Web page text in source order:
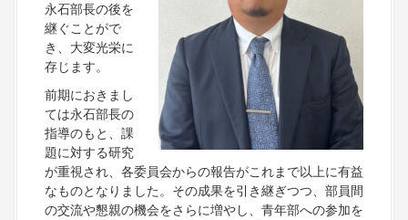
永石部長の後を
継ぐことがで
き、大変光栄に
存じます。
前期におきまし
ては永石部長の
指導のもと、課
題に対する研究
が重視され、各委員会からの報告がこれまで以上に有益
なものとなりました。その成果を引き継ぎつつ、部員間
の交流や懇親の機会をさらに増やし、青年部への参加を